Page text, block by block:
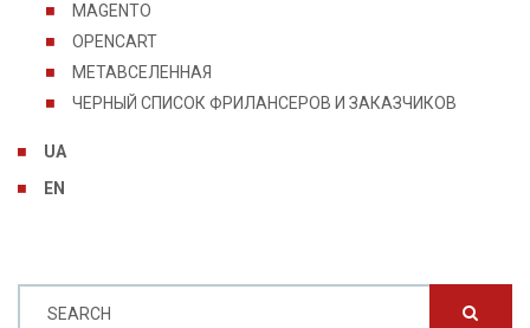
MAGENTO
OPENCART
МЕТАВСЕЛЕННАЯ
ЧЕРНЫЙ СПИСОК ФРИЛАНСЕРОВ И ЗАКАЗЧИКОВ
UA
EN
SEARCH